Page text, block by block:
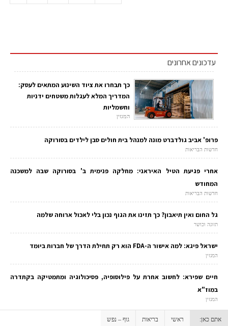
עדכונים אחרונים
כך תבחרו את ציוד השינוע המתאים לעסק:
המדריך המלא לעגלות משטחים ידניות
וחשמליות
המגזין
פרופ' אביב גולדברט מונה למנהל בית חולים סבן לילדים בסורוקה
חדשות הבריאות
אחרי פגיעת הטיל האיראני: מחלקה פנימית ב' בסורוקה שבה למשכנה
המחודש
חדשות הבריאות
גל החום ואין תיאבון? כך תזינו את הגוף נכון בלי לאכול ארוחה שלמה
תזונה וכושר
ישראל פיגא: למה אישור ה-FDA הוא רק תחילת הדרך של חברות ביומד
המגזין
חיים שפירא: לחשוב אחרת על פילוסופיה, פסיכולוגיה ומתמטיקה בקתדרה
במוז"א
המגזין
אתם כאן: ראשי בריאות גוף – נפש